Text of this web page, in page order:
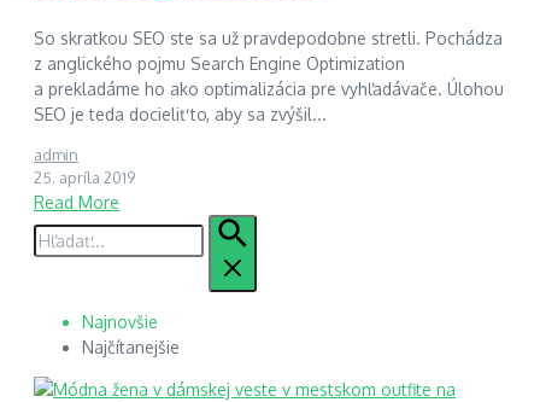
So skratkou SEO ste sa už pravdepodobne stretli. Pochádza
z anglického pojmu Search Engine Optimization
a prekladáme ho ako optimalizácia pre vyhľadávače. Úlohou
SEO je teda docieliť to, aby sa zvýšil...
admin
25. apríla 2019
Read More
Hľadať:
Najnovšie
Najčítanejšie